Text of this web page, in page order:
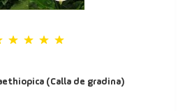
(Calla de gradina)